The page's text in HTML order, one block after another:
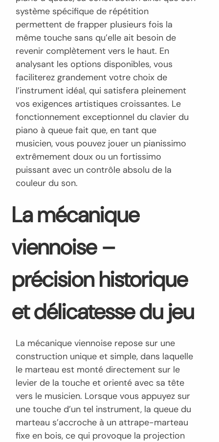
système spécifique de répétition
permettent de frapper plusieurs fois la
même touche sans qu’elle ait besoin de
revenir complètement vers le haut. En
analysant les options disponibles, vous
faciliterez grandement votre choix de
l’instrument idéal, qui satisfera pleinement
vos exigences artistiques croissantes. Le
fonctionnement exceptionnel du clavier du
piano à queue fait que, en tant que
musicien, vous pouvez jouer un pianissimo
extrêmement doux ou un fortissimo
puissant avec un contrôle absolu de la
couleur du son.
La mécanique
viennoise –
précision historique
et délicatesse du jeu
La mécanique viennoise repose sur une
construction unique et simple, dans laquelle
le marteau est monté directement sur le
levier de la touche et orienté avec sa tête
vers le musicien. Lorsque vous appuyez sur
une touche d’un tel instrument, la queue du
marteau s’accroche à un attrape-marteau
fixe en bois, ce qui provoque la projection